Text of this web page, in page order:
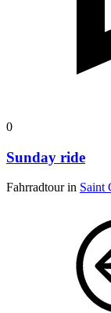
0
Sunday ride
Fahrradtour in Saint